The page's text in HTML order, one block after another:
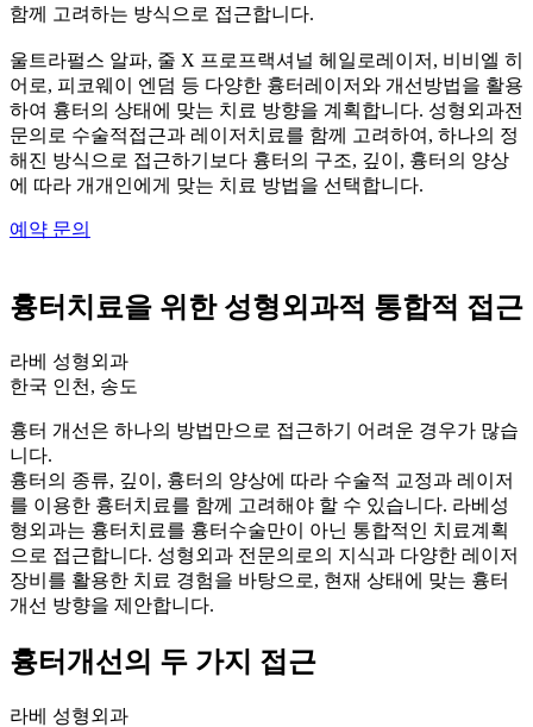
함께 고려하는 방식으로 접근합니다.
울트라펄스 알파, 줄 X 프로프랙셔널 헤일로레이저, 비비엘 히
어로, 피코웨이 엔덤 등 다양한 흉터레이저와 개선방법을 활용
하여 흉터의 상태에 맞는 치료 방향을 계획합니다. 성형외과전
문의로 수술적접근과 레이저치료를 함께 고려하여, 하나의 정
해진 방식으로 접근하기보다 흉터의 구조, 깊이, 흉터의 양상
에 따라 개개인에게 맞는 치료 방법을 선택합니다.
예약 문의
흉터치료을 위한 성형외과적 통합적 접근
라베 성형외과
한국 인천, 송도
흉터 개선은 하나의 방법만으로 접근하기 어려운 경우가 많습
니다.
흉터의 종류, 깊이, 흉터의 양상에 따라 수술적 교정과 레이저
를 이용한 흉터치료를 함께 고려해야 할 수 있습니다. 라베성
형외과는 흉터치료를 흉터수술만이 아닌 통합적인 치료계획
으로 접근합니다. 성형외과 전문의로의 지식과 다양한 레이저
장비를 활용한 치료 경험을 바탕으로, 현재 상태에 맞는 흉터
개선 방향을 제안합니다.
흉터개선의 두 가지 접근
라베 성형외과